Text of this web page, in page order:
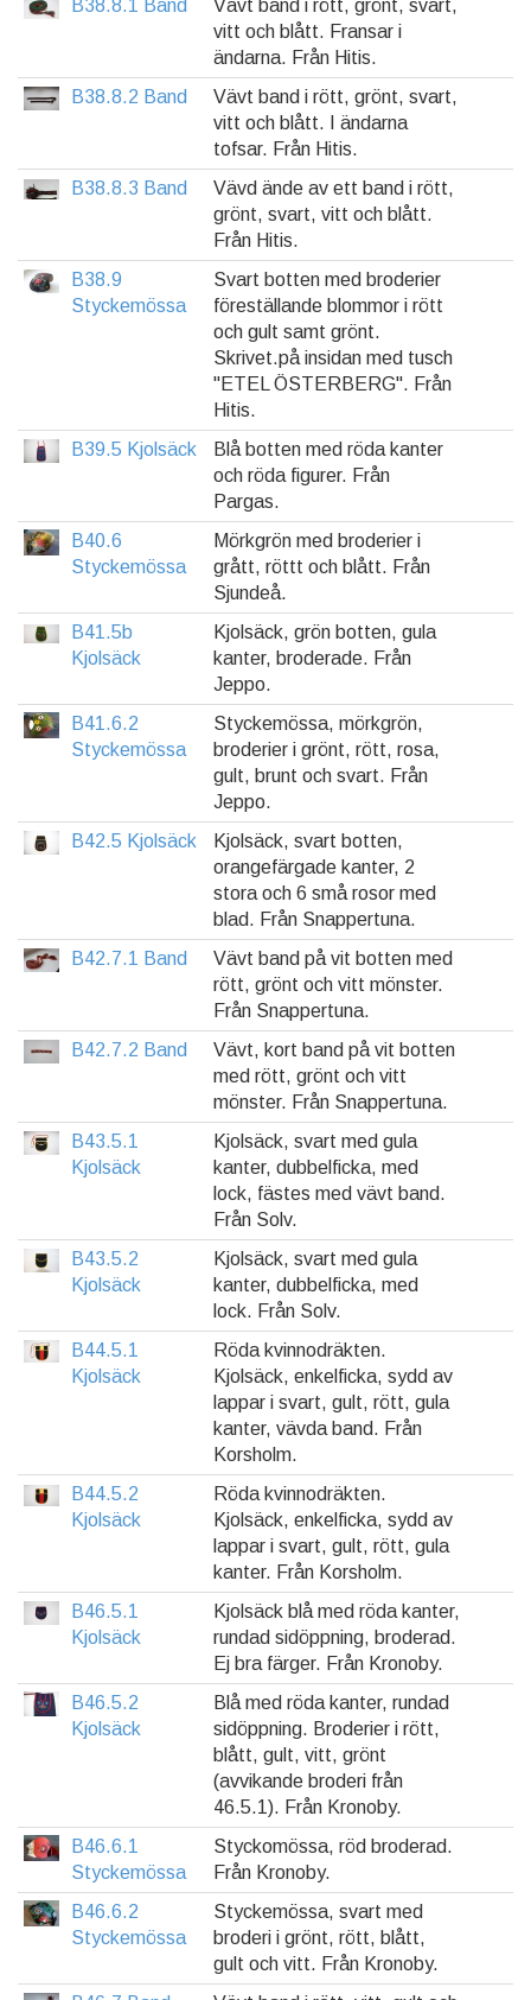
B38.8.1 Band
Vävt band i rött, grönt, svart,
vitt och blått. Fransar i
ändarna. Från Hitis.
B38.8.2 Band
Vävt band i rött, grönt, svart,
vitt och blått. I ändarna
tofsar. Från Hitis.
B38.8.3 Band
Vävd ände av ett band i rött,
grönt, svart, vitt och blått.
Från Hitis.
B38.9
Styckemössa
Svart botten med broderier
föreställande blommor i rött
och gult samt grönt.
Skrivet.på insidan med tusch
"ETEL ÖSTERBERG". Från
Hitis.
B39.5 Kjolsäck
Blå botten med röda kanter
och röda figurer. Från
Pargas.
B40.6
Styckemössa
Mörkgrön med broderier i
grått, röttt och blått. Från
Sjundeå.
B41.5b
Kjolsäck
Kjolsäck, grön botten, gula
kanter, broderade. Från
Jeppo.
B41.6.2
Styckemössa
Styckemössa, mörkgrön,
broderier i grönt, rött, rosa,
gult, brunt och svart. Från
Jeppo.
B42.5 Kjolsäck
Kjolsäck, svart botten,
orangefärgade kanter, 2
stora och 6 små rosor med
blad. Från Snappertuna.
B42.7.1 Band
Vävt band på vit botten med
rött, grönt och vitt mönster.
Från Snappertuna.
B42.7.2 Band
Vävt, kort band på vit botten
med rött, grönt och vitt
mönster. Från Snappertuna.
B43.5.1
Kjolsäck
Kjolsäck, svart med gula
kanter, dubbelficka, med
lock, fästes med vävt band.
Från Solv.
B43.5.2
Kjolsäck
Kjolsäck, svart med gula
kanter, dubbelficka, med
lock. Från Solv.
B44.5.1
Kjolsäck
Röda kvinnodräkten.
Kjolsäck, enkelficka, sydd av
lappar i svart, gult, rött, gula
kanter, vävda band. Från
Korsholm.
B44.5.2
Kjolsäck
Röda kvinnodräkten.
Kjolsäck, enkelficka, sydd av
lappar i svart, gult, rött, gula
kanter. Från Korsholm.
B46.5.1
Kjolsäck
Kjolsäck blå med röda kanter,
rundad sidöppning, broderad.
Ej bra färger. Från Kronoby.
B46.5.2
Kjolsäck
Blå med röda kanter, rundad
sidöppning. Broderier i rött,
blått, gult, vitt, grönt
(avvikande broderi från
46.5.1). Från Kronoby.
B46.6.1
Styckemössa
Styckomössa, röd broderad.
Från Kronoby.
B46.6.2
Styckemössa
Styckemössa, svart med
broderi i grönt, rött, blått,
gult och vitt. Från Kronoby.